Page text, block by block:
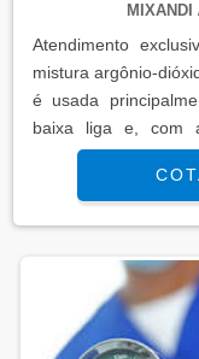
MIXANDI
Atendimento
mistura argônio-
é usada
baixa liga e, com
inoxidáveis. As
carbono
normalmente
PRODUTONa
dióxido de carbono